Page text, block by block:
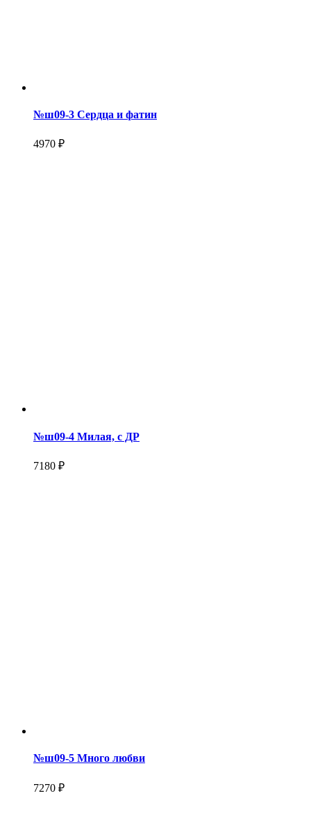
№ш09-3 Сердца и фатин
4970 ₽
№ш09-4 Милая, с ДР
7180 ₽
№ш09-5 Много любви
7270 ₽